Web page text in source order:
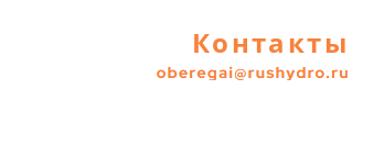
Контакты